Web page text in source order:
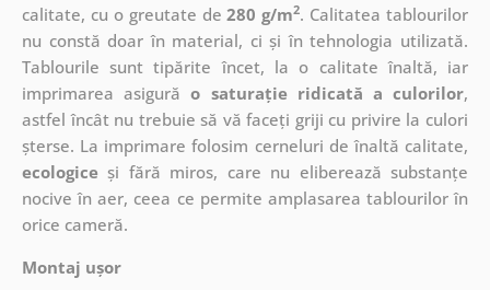
calitate, cu o greutate de280 g/m2. Calitatea tablourilor
nu constă doar în material, ci și în tehnologia utilizată.
Tablourile sunt tipărite încet, la o calitate înaltă, iar
imprimarea asigurăo saturație ridicată a culorilor,
astfel încât nu trebuie să vă faceți griji cu privire la culori
șterse. La imprimare folosim cerneluri de înaltă calitate,
ecologiceși fără miros, care nu eliberează substanțe
nocive în aer, ceea ce permite amplasarea tablourilor în
orice cameră.
Montaj ușor